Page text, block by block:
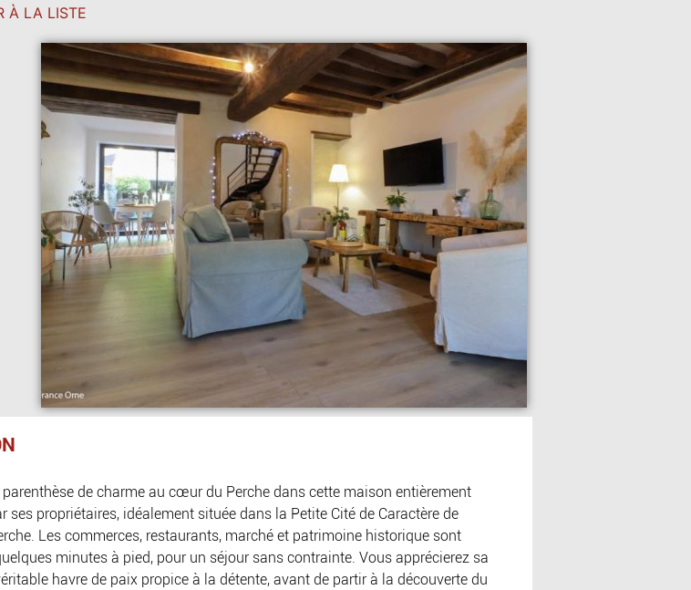
À LA LISTE
de charme au cœur du Perche dans cette maison entièrement
ses propriétaires, idéalement située dans la Petite Cité de Caractère de
Les commerces, restaurants, marché et patrimoine historique sont
minutes à pied, pour un séjour sans contrainte. Vous apprécierez sa
havre de paix propice à la détente, avant de partir à la découverte du